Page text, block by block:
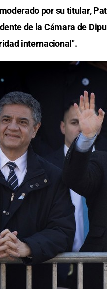
por su titular,
de la Cámara de
internacional".